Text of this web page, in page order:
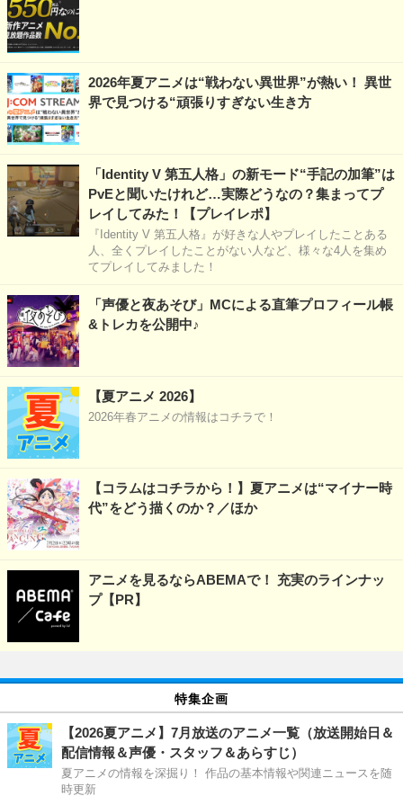
2026年夏アニメは“戦わない異世界”が熱い！ 異世
界で見つける“頑張りすぎない生き方
「Identity V 第五人格」の新モード“手記の加筆”は
PvEと聞いたけれど…実際どうなの？集まってプ
レイしてみた！【プレイレポ】
『Identity V 第五人格』が好きな人やプレイしたことある
人、全くプレイしたことがない人など、様々な4人を集め
てプレイしてみました！
「声優と夜あそび」MCによる直筆プロフィール帳
&トレカを公開中♪
【夏アニメ 2026】
2026年春アニメの情報はコチラで！
【コラムはコチラから！】夏アニメは“マイナー時
代”をどう描くのか？／ほか
アニメを見るならABEMAで！ 充実のラインナッ
プ【PR】
特集企画
【2026夏アニメ】7月放送のアニメ一覧（放送開始日＆
配信情報＆声優・スタッフ＆あらすじ）
夏アニメの情報を深掘り！ 作品の基本情報や関連ニュースを随
時更新